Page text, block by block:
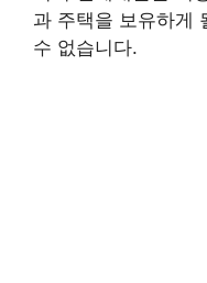
과 주택을 보유하게
수 없습니다.